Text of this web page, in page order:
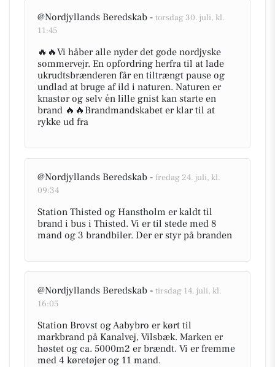
@Nordjyllands Beredskab - torsdag 30. juli, kl.
11:45
🔥🔥Vi håber alle nyder det gode nordjyske
sommervejr. En opfordring herfra til at lade
ukrudtsbrænderen får en tiltrængt pause og
undlad at bruge af ild i naturen. Naturen er
knastør og selv én lille gnist kan starte en
brand 🔥🔥Brandmandskabet er klar til at
rykke ud fra
@Nordjyllands Beredskab - fredag 24. juli, kl.
09:34
Station Thisted og Hanstholm er kaldt til
brand i bus i Thisted. Vi er til stede med 8
mand og 3 brandbiler. Der er styr på branden
@Nordjyllands Beredskab - tirsdag 14. juli, kl.
16:05
Station Brovst og Aabybro er kørt til
markbrand på Kanalvej, Vilsbæk. Marken er
høstet og ca. 5000m2 er brændt. Vi er fremme
med 4 køretøjer og 11 mand.